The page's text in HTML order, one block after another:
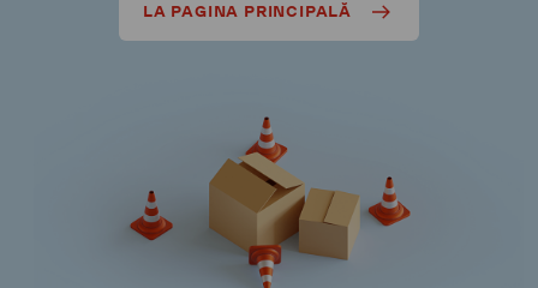
LA PAGINA PRINCIPALĂ